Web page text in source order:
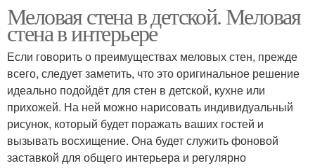
Меловая стена в детской. Меловая
стена в интерьере
Если говорить о преимуществах меловых стен, прежде
всего, следует заметить, что это оригинальное решение
идеально подойдёт для стен в детской, кухне или
прихожей. На ней можно нарисовать индивидуальный
рисунок, который будет поражать ваших гостей и
вызывать восхищение. Она будет служить фоновой
заставкой для общего интерьера и регулярно